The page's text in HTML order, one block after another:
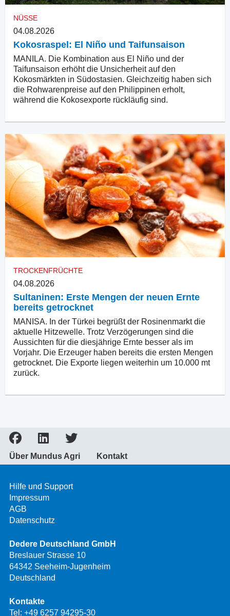
NÜSSE
04.08.2026
Kokosraspel: El Niño und Taifunsaison
MANILA. Die Kombination aus El Niño und der
Taifunsaison erhöht die Unsicherheit auf den
Kokosmärkten in Südostasien. Gleichzeitig haben sich
die Rohwarenpreise auf den Philippinen erholt,
während die Kokosexporte rückläufig sind.
TROCKENFRÜCHTE
04.08.2026
Sultaninen: Erste Mengen der neuen Ernte
bereits getrocknet
MANISA. In der Türkei begrüßt der Rosinenmarkt die
aktuelle Hitzewelle. Trotz Verzögerungen sind die
Aussichten für die diesjährige Ernte besser als im
Vorjahr. Die Erzeuger haben bereits die ersten Mengen
getrocknet. Die Exporte liegen weiterhin um 10.000 mt
zurück.
Über Mundus Agri Kontakt
Hilfe und Support
Impressum
AGB
Datenschutz
Dedere Deutschland GmbH
Breslauer Strasse 10
64342 Seeheim-Jugenheim
Deutschland
Kontakte
Tel: +49 6257 94295-30